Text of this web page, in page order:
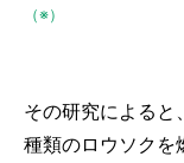
（※）
その研究によると
種類のロウソクを